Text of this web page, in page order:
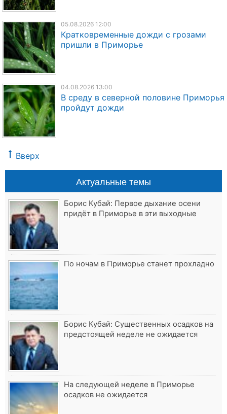
05.08.2026 12:00
Кратковременные дожди с грозами
пришли в Приморье
04.08.2026 13:00
В среду в северной половине Приморья
пройдут дожди
Вверх
Актуальные темы
Борис Кубай: Первое дыхание осени
придёт в Приморье в эти выходные
По ночам в Приморье станет прохладно
Борис Кубай: Существенных осадков на
предстоящей неделе не ожидается
На следующей неделе в Приморье
осадков не ожидается